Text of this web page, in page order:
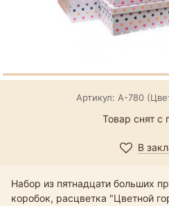
Артикул: А-780
Товар снят с
В
Набор из пятнадцати больших
коробок, расцветка "Цветной